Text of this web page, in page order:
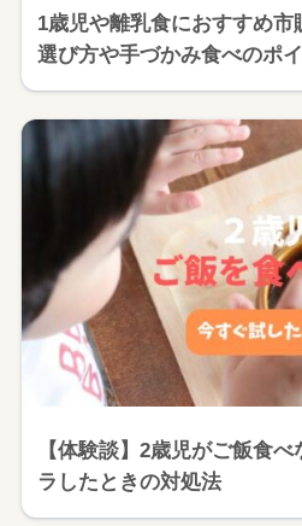
1歳児や離乳食におすすめ市
選び方や手づかみ食べのポ
【体験談】2歳児がご飯食
ラしたときの対処法